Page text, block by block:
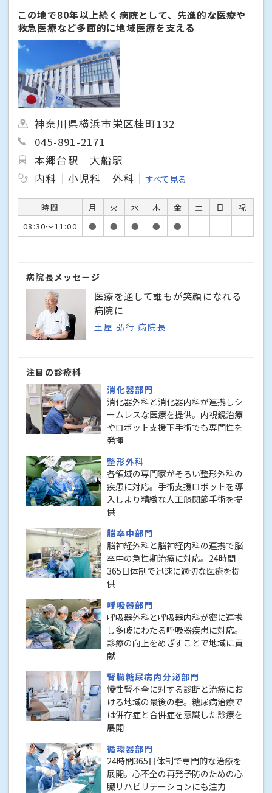
この地で80年以上続く病院として、先進的な医療や
救急医療など多面的に地域医療を支える
神奈川県横浜市栄区桂町132
045-891-2171
本郷台駅 大船駅
内科
小児科 外科 すべて見る
時間 月 火 水 木 金 土 日
祝
08:30～11:00
● ● ● ● ●
病院長メッセージ
医療を通して誰もが笑顔になれる
病院に
土屋 弘行 病院長
注目の診療科
消化器部門
消化器外科と消化器内科が連携しシ
ームレスな医療を提供。内視鏡治療
やロボット支援下手術でも専門性を
発揮
整形外科
各領域の専門家がそろい整形外科の
疾患に対応。手術支援ロボットを導
入しより精緻な人工膝関節手術を提
供
脳卒中部門
脳神経外科と脳神経内科の連携で脳
卒中の急性期治療に対応。24時間
365日体制で迅速に適切な医療を提
供
呼吸器部門
呼吸器外科と呼吸器内科が密に連携
し多岐にわたる呼吸器疾患に対応。
診療の向上をめざすことで地域に貢
献
腎臓糖尿病内分泌部門
慢性腎不全に対する診断と治療にお
ける地域の最後の砦。糖尿病治療で
は併存症と合併症を意識した診療を
展開
循環器部門
24時間365日体制で専門的な治療を
展開。心不全の再発予防のための心
臓リハビリテーションにも注力